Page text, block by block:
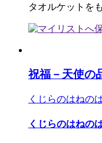
タオルケットを
祝福－天使の
くじらのはねの
くじらのはねの